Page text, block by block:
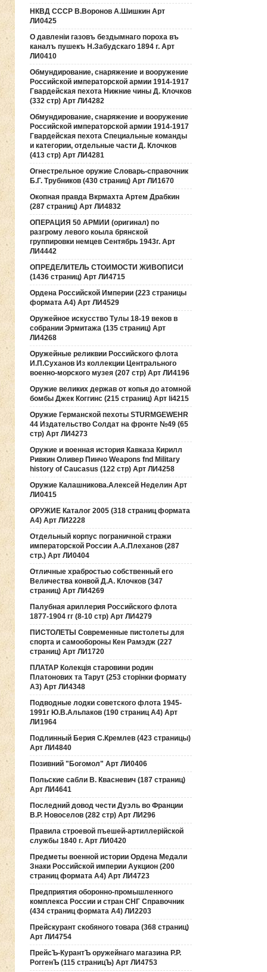
НКВД СССР В.Воронов А.Шишкин Арт
ЛИ0425
О давленiи газовъ бездымнаго пороха въ
каналъ пушекъ Н.Забудскаго 1894 г. Арт
ЛИ0410
Обмундирование, снаряжение и вооружение
Российской императорской армии 1914-1917
Гвардейская пехота Нижние чины Д. Клочков
(332 стр) Арт ЛИ4282
Обмундирование, снаряжение и вооружение
Российской императорской армии 1914-1917
Гвардейская пехота Специальные команды
и категории, отдельные части Д. Клочков
(413 стр) Арт ЛИ4281
Огнестрельное оружие Словарь-справочник
Б.Г. Трубников (430 страниц) Арт ЛИ1670
Окопная правда Вкрмахта Артем Драбкин
(287 страниц) Арт ЛИ4832
ОПЕРАЦИЯ 50 АРМИИ (оригинал) по
разгрому левого коыла брянской
группировки немцев Сентябрь 1943г. Арт
ЛИ4442
ОПРЕДЕЛИТЕЛЬ СТОИМОСТИ ЖИВОПИСИ
(1436 страниц) Арт ЛИ4715
Ордена Российской Империи (223 страницы
формата А4) Арт ЛИ4529
Оружейное искусство Тулы 18-19 веков в
собрании Эрмитажа (135 страниц) Арт
ЛИ4268
Оружейные реликвии Российского флота
И.П.Суханов Из коллекции Центрального
военно-морского музея (207 стр) Арт ЛИ4196
Оружие великих держав от копья до атомной
бомбы Джек Коггинс (215 страниц) Арт li4215
Оружие Германской пехоты STURMGEWEHR
44 Издательство Солдат на фронте №49 (65
стр) Арт ЛИ4273
Оружие и военная история Кавказа Кирилл
Ривкин Оливер Пинчо Weapons fnd Military
history of Caucasus (122 стр) Арт ЛИ4258
Оружие Калашникова.Алексей Неделин Арт
ЛИ0415
ОРУЖИЕ Каталог 2005 (318 страниц формата
А4) Арт ЛИ2228
Отдельный корпус пограничной стражи
императорской России А.А.Плеханов (287
стр.) Арт ЛИ0404
Отличные храбростью собственный его
Величества конвой Д.А. Клочков (347
страниц) Арт ЛИ4269
Палубная ариллерия Российского флота
1877-1904 гг (8-10 стр) Арт ЛИ4279
ПИСТОЛЕТЫ Современные пистолеты для
спорта и самообороны Кен Рамэдж (227
страниц) Арт ЛИ1720
ПЛАТАР Колекція старовини родин
Платонових та Тарут (253 сторінки формату
А3) Арт ЛИ4348
Подводные лодки советского флота 1945-
1991г Ю.В.Альпаков (190 страниц А4) Арт
ЛИ1964
Подлинный Берия С.Кремлев (423 страницы)
Арт ЛИ4840
Позивний "Богомол" Арт ЛИ0406
Польские сабли В. Квасневич (187 страниц)
Арт ЛИ4641
Последний довод чести Дуэль во Франции
В.Р. Новоселов (282 стр) Арт ЛИ296
Правила строевой пъешей-артиллерiйской
службы 1840 г. Арт ЛИ0420
Предметы военной истории Ордена Медали
Знаки Российской империи Аукцион (200
страниц формата А4) Арт ЛИ4723
Предприятия оборонно-промышленного
комплекса России и стран СНГ Справочник
(434 страниц формата А4) ЛИ2203
Прейскурант скобяного товара (368 страниц)
Арт ЛИ4754
ПрейсЪ-КурантЪ оружейнаго магазина Р.Р.
РоггенЪ (115 страницЪ) Арт ЛИ4753